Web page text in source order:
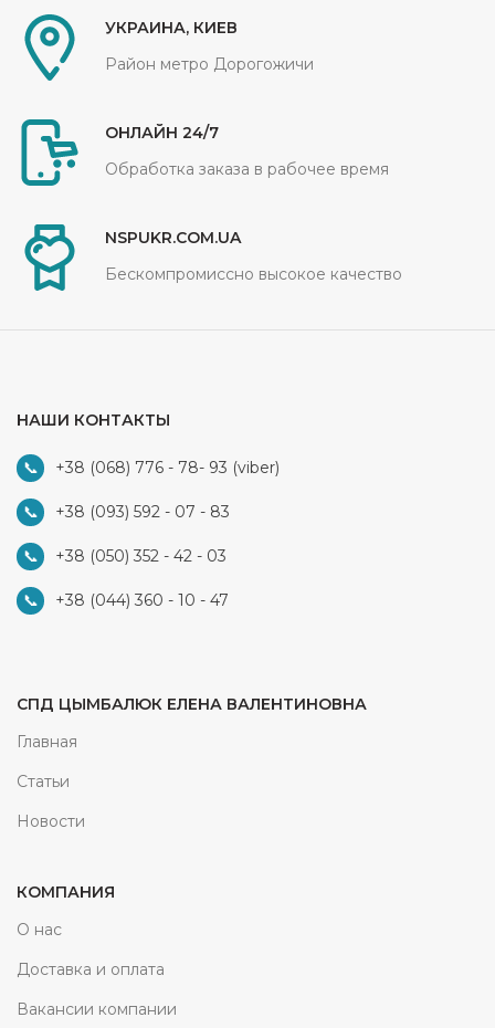
УКРАИНА, КИЕВ
Район метро Дорогожичи
ОНЛАЙН 24/7
Обработка заказа в рабочее время
NSPUKR.COM.UA
Бескомпромиссно высокое качество
НАШИ КОНТАКТЫ
+38 (068) 776 - 78- 93 (viber)
+38 (093) 592 - 07 - 83
+38 (050) 352 - 42 - 03
+38 (044) 360 - 10 - 47
СПД ЦЫМБАЛЮК ЕЛЕНА ВАЛЕНТИНОВНА
Главная
Статьи
Новости
КОМПАНИЯ
О нас
Доставка и оплата
Вакансии компании